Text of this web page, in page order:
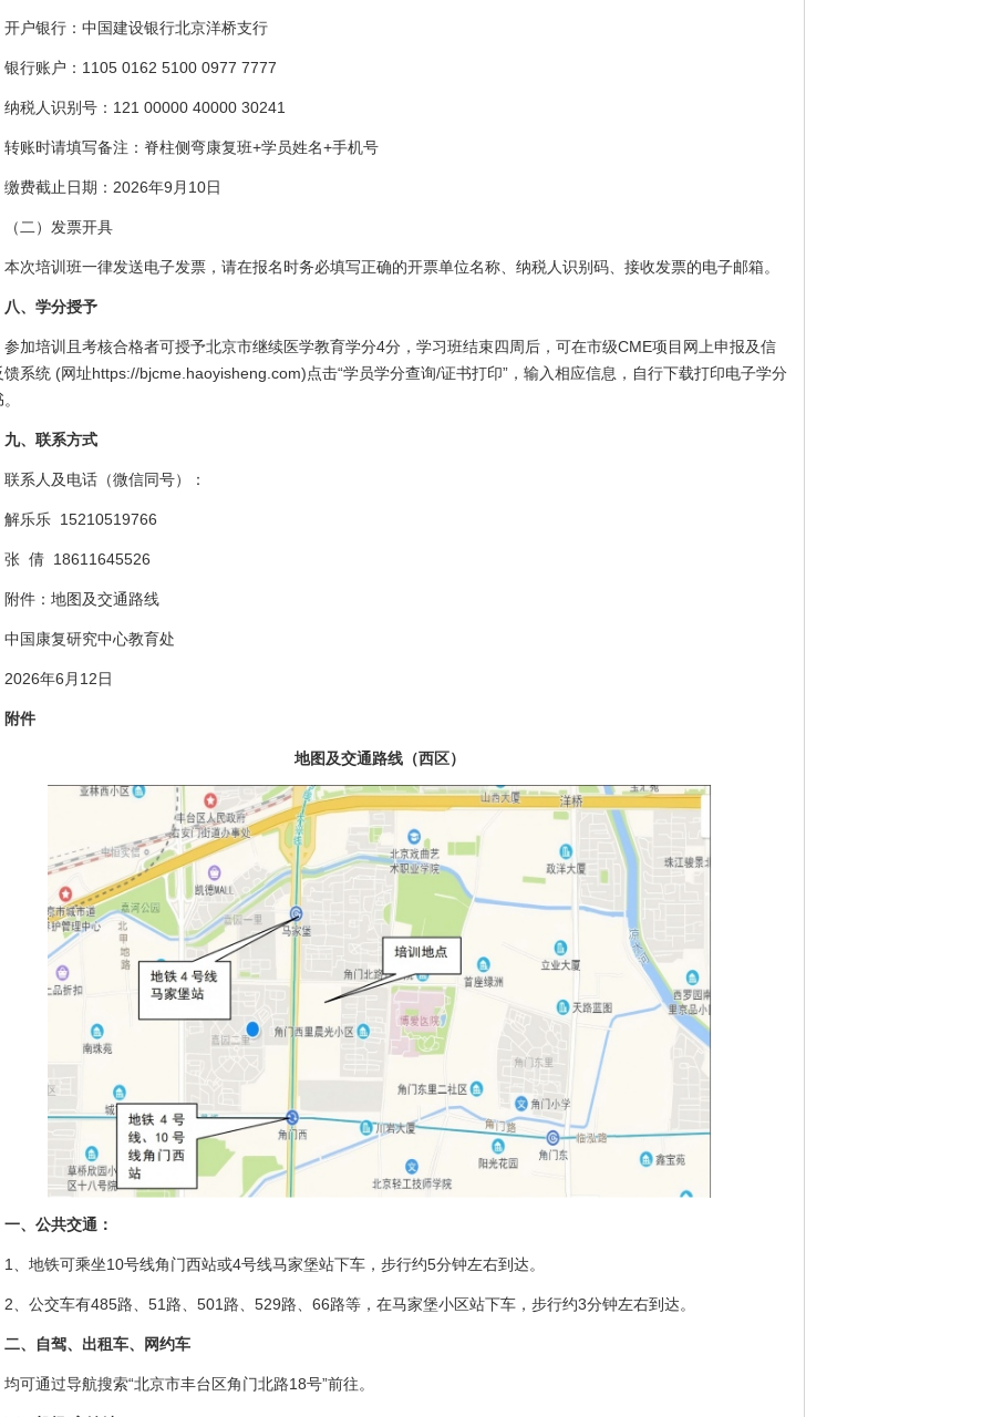
开户银行：中国建设银行北京洋桥支行
银行账户：1105 0162 5100 0977 7777
纳税人识别号：121 00000 40000 30241
转账时请填写备注：脊柱侧弯康复班+学员姓名+手机号
缴费截止日期：2026年9月10日
（二）发票开具
本次培训班一律发送电子发票，请在报名时务必填写正确的开票单位名称、纳税人识别码、接收发票的电子邮箱。
八、学分授予
参加培训且考核合格者可授予北京市继续医学教育学分4分，学习班结束四周后，可在市级CME项目网上申报及信
馈系统 (网址https://bjcme.haoyisheng.com)点击“学员学分查询/证书打印”，输入相应信息，自行下载打印电子学分
九、联系方式
联系人及电话（微信同号）：
解乐乐 15210519766
张 倩 18611645526
附件：地图及交通路线
中国康复研究中心教育处
2026年6月12日
附件
地图及交通路线（西区）
一、公共交通：
1、地铁可乘坐10号线角门西站或4号线马家堡站下车，步行约5分钟左右到达。
2、公交车有485路、51路、501路、529路、66路等，在马家堡小区站下车，步行约3分钟左右到达。
二、自驾、出租车、网约车
均可通过导航搜索“北京市丰台区角门北路18号”前往。